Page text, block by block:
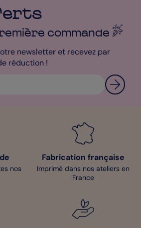
couleur Bleu Marine pour un
! En retard pour l’envoi de vos Faire-
la livraison Express ! Avec celle-ci,
dans un délai de 24h après leur
de 1 à 3 jours ouvrés. On vous
vous au studio de personnalisation
commande
newsletter et recevez par
réduction !
nos
Fabrication française
Imprimé dans nos ateliers en
France